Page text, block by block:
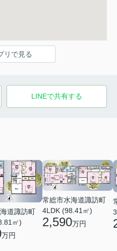
リで見る
LINEで共有する
道諏訪町
㎡)
万円
常総市水海道諏訪町
4LDK (98.41㎡)
2,590万円